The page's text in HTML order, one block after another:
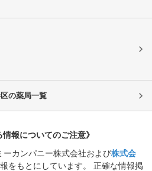
の薬局一覧
情報についてのご注意》
カンパニー株式会社および株式会
をもとにしています。 正確な情報掲